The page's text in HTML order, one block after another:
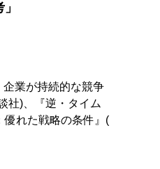
業が持続的な競争
社)、『逆・タイム
優れた戦略の条件』(